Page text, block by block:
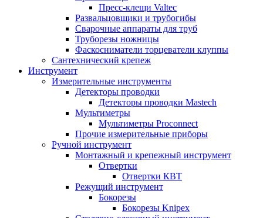
Пресс-клещи Valtec
Развальцовщики и трубогибы
Сварочные аппараты для труб
Труборезы ножницы
Фаскосниматели торцеватели клуппы
Сантехнический крепеж
Инструмент
Измерительные инструменты
Детекторы проводки
Детекторы проводки Mastech
Мультиметры
Мультиметры Proconnect
Прочие измерительные приборы
Ручной инструмент
Монтажный и крепежный инструмент
Отвертки
Отвертки КВТ
Режущий инструмент
Бокорезы
Бокорезы Knipex